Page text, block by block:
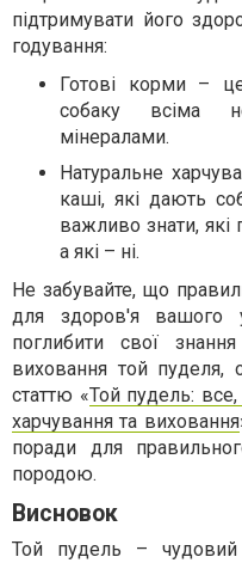
підтримувати його
годування:
Готові корми –
собаку всіма
мінералами.
Натуральне
каші, які дають
важливо знати, які
а які – ні.
Не забувайте, що
для здоров'я вашого
поглибити свої
виховання той пуделя,
статтю «Той пудель:
харчування та виховання
поради для
породою.
Висновок
Той пудель –